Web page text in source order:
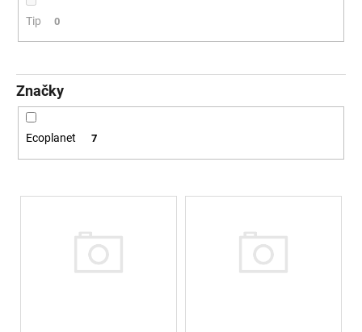
Tip 0
Značky
Ecoplanet 7
Výpis produktů
j
e
m
LED2